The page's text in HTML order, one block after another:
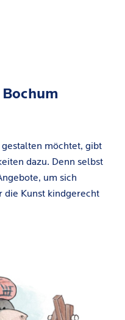
möchtet, gibt
dazu. Denn selbst
um sich
die Kunst kindgerecht